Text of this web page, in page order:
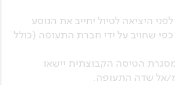
היציאה לטיול יחייב את הנוסע
שחויב על ידי חברת התעופה (כולל
הטיסה הקבוצתית יישאו
אל שדה התעופה.